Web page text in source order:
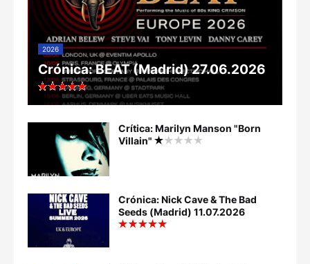
2026
Crónica: BEAT (Madrid) 27.06.2026
Crítica: Marilyn Manson "Born
Villain"
Crónica: Nick Cave & The Bad
Seeds (Madrid) 11.07.2026